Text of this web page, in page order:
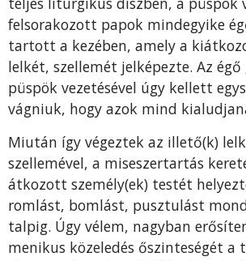
felsorakozott papok mindegyike
tartott a kezében, amely a
lelkét, szellemét jelképezte. Az
püspök vezetésével úgy kellett
vágniuk, hogy azok mind
Miután így végeztek az illető(k)
szellemével, a miseszertartás
átkozott személy(ek) testét
romlást, bomlást, pusztulást
talpig. Úgy vélem, nagyban
menikus közeledés őszinteségét